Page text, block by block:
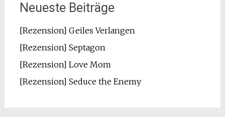
Neueste Beiträge
[Rezension] Geiles Verlangen
[Rezension] Septagon
[Rezension] Love Mom
[Rezension] Seduce the Enemy